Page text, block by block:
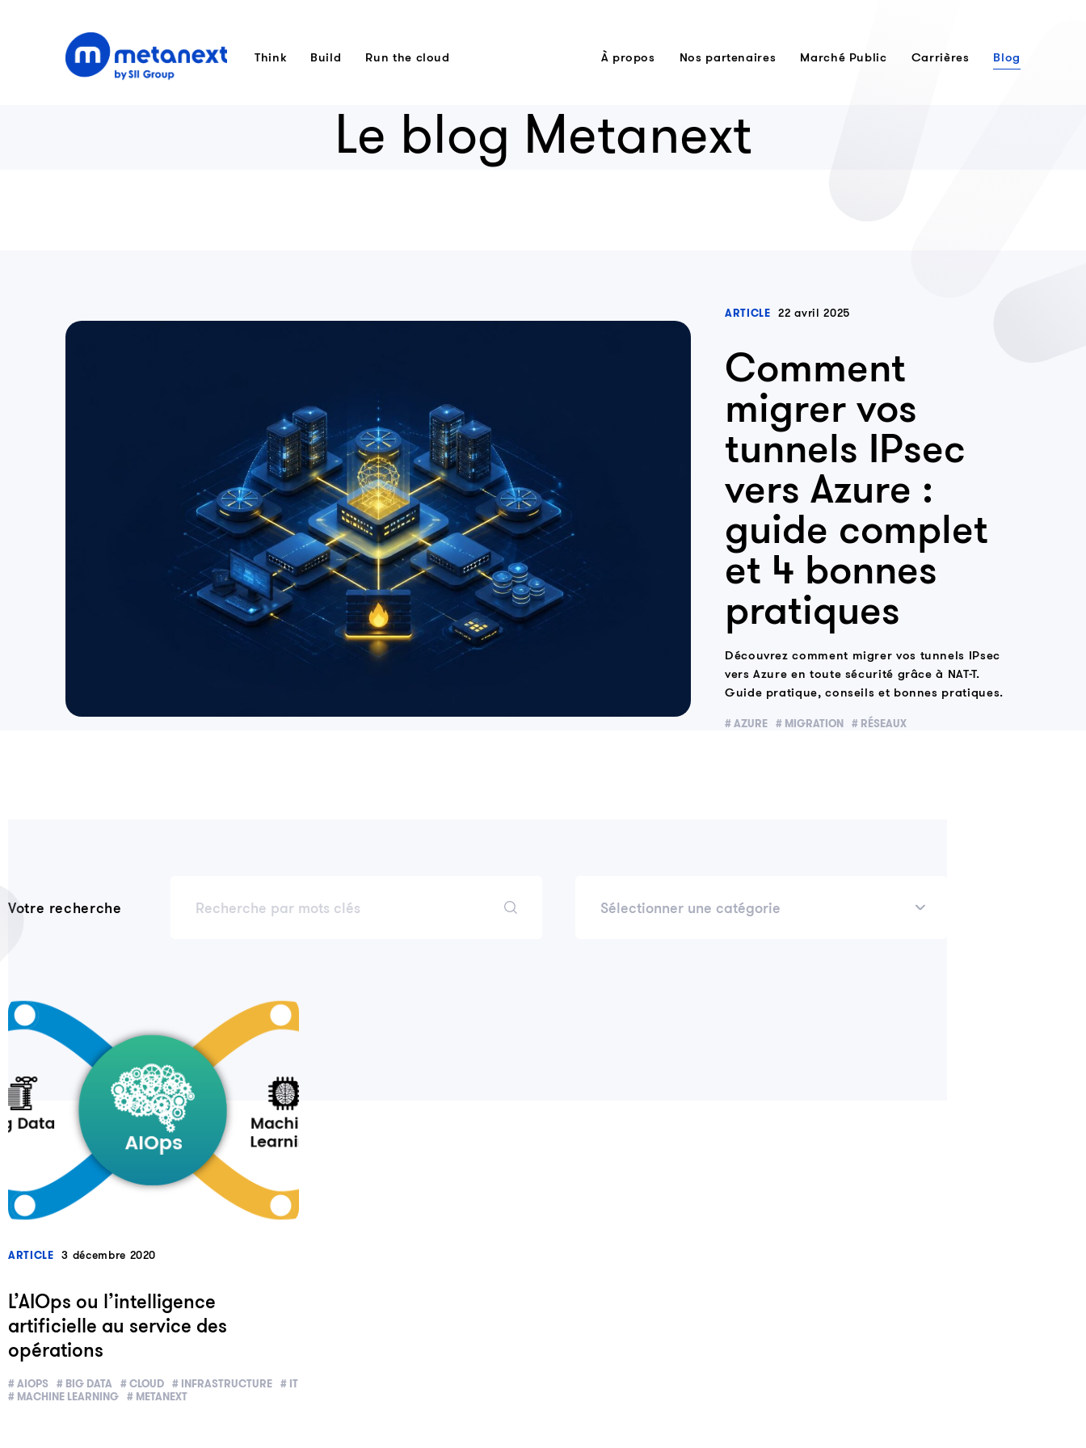
Think Build Run the cloud À propos Nos partenaires Marché Public Carrières Blog
Le blog Metanext
ARTICLE 22 avril 2025
Comment
migrer vos
tunnels IPsec
vers Azure :
guide complet
et 4 bonnes
pratiques
Découvrez comment migrer vos tunnels IPsec
vers Azure en toute sécurité grâce à NAT-T.
Guide pratique, conseils et bonnes pratiques.
# AZURE # MIGRATION # RÉSEAUX
Votre recherche
ARTICLE 3 décembre 2020
L’AIOps ou l’intelligence
artificielle au service des
opérations
# AIOPS # BIG DATA # CLOUD # INFRASTRUCTURE # IT
# MACHINE LEARNING # METANEXT